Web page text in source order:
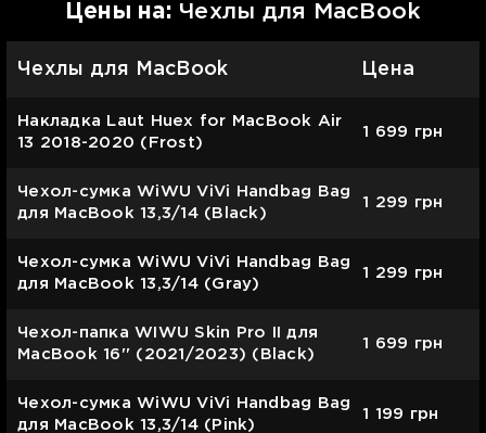
Цены на: Чехлы для MacBook
Чехлы для MacBook Цена
Накладка Laut Huex for MacBook Air
13 2018-2020 (Frost)
1 699 грн
Чехол-сумка WiWU ViVi Handbag Bag
для MacBook 13,3/14 (Black)
1 299 грн
Чехол-сумка WiWU ViVi Handbag Bag
для MacBook 13,3/14 (Gray)
1 299 грн
Чехол-папка WIWU Skin Pro II для
MacBook 16'' (2021/2023) (Black)
1 699 грн
Чехол-сумка WiWU ViVi Handbag Bag
для MacBook 13,3/14 (Pink)
1 199 грн